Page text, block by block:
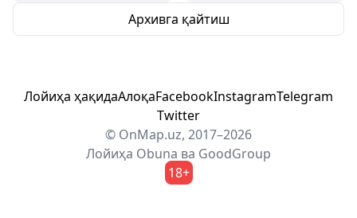
Архивга қайтиш
Лойиҳа ҳақидаАлоқаFacebookInstagramTelegram
Twitter
© OnMap.uz, 2017–2026
Лойиҳа Obuna ва GoodGroup
18+